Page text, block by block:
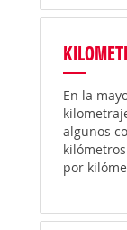
En la
algunos
por